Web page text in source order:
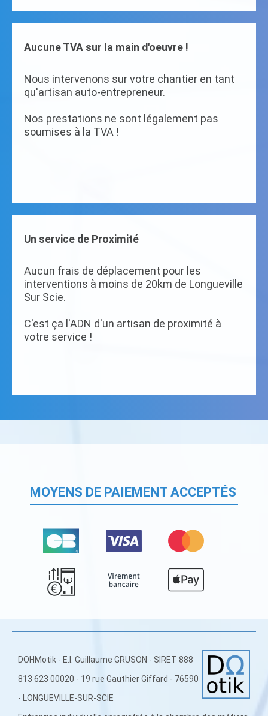
Aucune TVA sur la main d'oeuvre !
Nous intervenons sur votre chantier en tant
qu'artisan auto-entrepreneur.
Nos prestations ne sont légalement pas
soumises à la TVA !
Un service de Proximité
Aucun frais de déplacement pour les
interventions à moins de 20km de Longueville
Sur Scie.
C'est ça l'ADN d'un artisan de proximité à
votre service !
MOYENS DE PAIEMENT ACCEPTÉS
DOHMotik - E.I. Guillaume GRUSON - SIRET 888
813 623 00020 - 19 rue Gauthier Giffard - 76590
- LONGUEVILLE-SUR-SCIE